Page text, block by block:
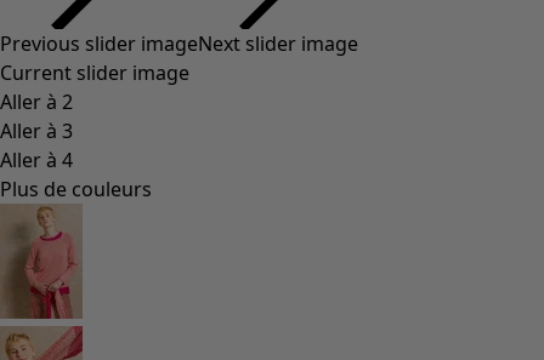
Éponge
Livres
Coups de cœur antérieurs
Pièce
Salle de bain
Salon
Cuisine et repas